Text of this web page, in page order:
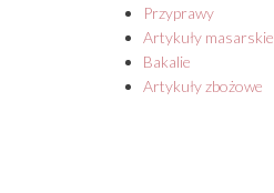
Przyprawy
Artykuły masarskie
Bakalie
Artykuły zbożowe